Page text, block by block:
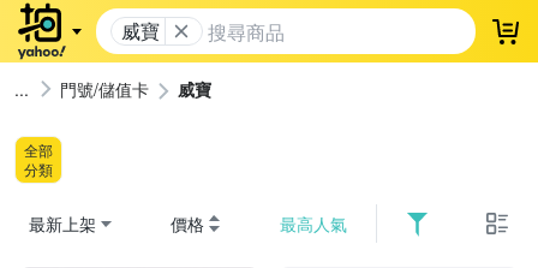
威寶 登
門號/儲值卡 威寶
全部
分類
最新上架 價格 最高人氣